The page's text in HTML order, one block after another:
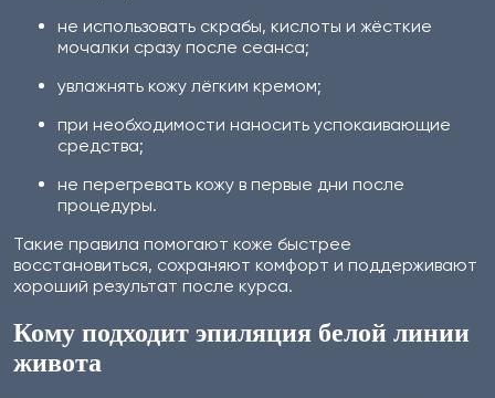
не использовать скрабы, кислоты и жёсткие
мочалки сразу после сеанса;
увлажнять кожу лёгким кремом;
при необходимости наносить успокаивающие
средства;
не перегревать кожу в первые дни после
процедуры.
Такие правила помогают коже быстрее
восстановиться, сохраняют комфорт и поддерживают
хороший результат после курса.
Кому подходит эпиляция белой линии
живота